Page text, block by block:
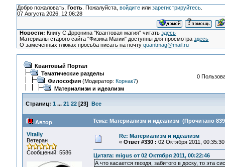
Добро пожаловать, Гость. Пожалуйста, войдитеили зарегистрируйтесь.
07 Августа 2026, 12:06:28
Новости: Книгу С.Доронина "Квантовая магия" читатьздесь
Материалы старого сайта "Физика Магии" доступны для просмотраздесь
О замеченных глюках просьба писать на почтуquantmag@mail.ru
Квантовый Портал
Тематические разделы
Философия(Модератор: Корнак7)
Материализм и идеализм
0
Страниц: 1 ... 21 22[23] Все
Автор Тема: Материализм и идеализм (Прочитано
Vitaliy
Ветеран
Сообщений: 5586
Re: Материализм и идеализм
« Ответ #330 : 02 Октября 2011,
Цитата: migus от 02 Октября 2011, 00:22:46
А что касается гвоздя, забитого в доску, то эта